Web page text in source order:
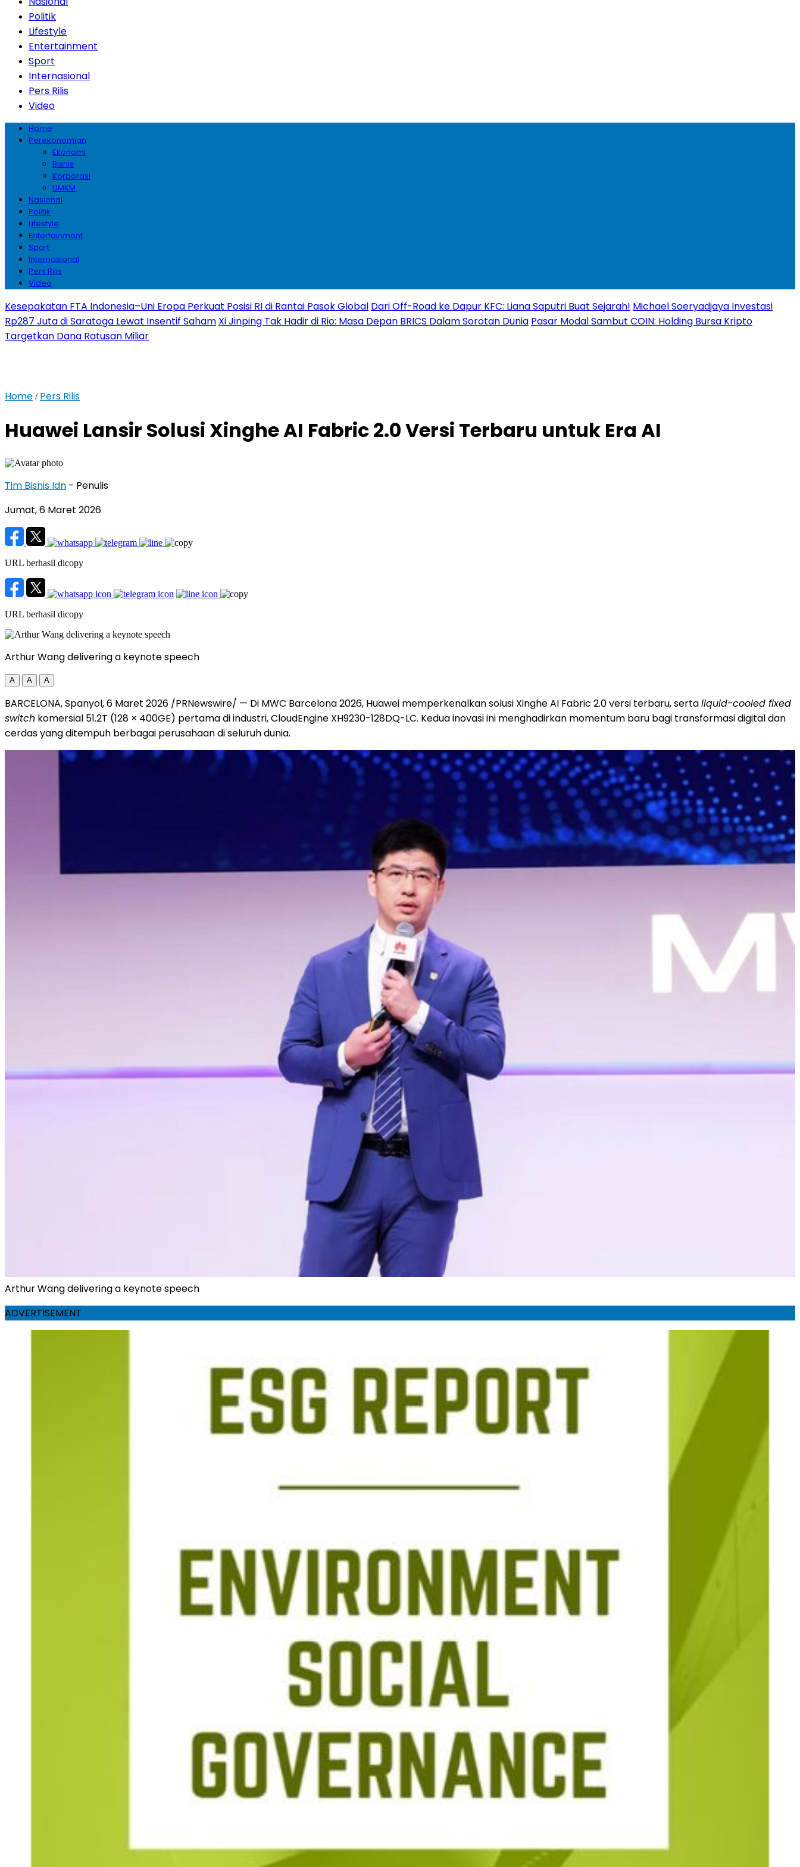
Politik
Lifestyle
Entertainment
Sport
Internasional
Pers Rilis
Video
Home
Perekonomian
Ekonomi
Bisnis
Korporasi
UMKM
Nasional
Politik
Lifestyle
Entertainment
Sport
Internasional
Pers Rilis
Video
Kesepakatan FTA Indonesia–Uni Eropa Perkuat Posisi RI di Rantai Pasok Global Dari Off-Road ke Dapur KFC: Liana Saputri Buat Sejarah! Michael Soeryadjaya Investasi
Rp287 Juta di Saratoga Lewat Insentif Saham Xi Jinping Tak Hadir di Rio: Masa Depan BRICS Dalam Sorotan Dunia Pasar Modal Sambut COIN: Holding Bursa Kripto
Targetkan Dana Ratusan Miliar
Home / Pers Rilis
Huawei Lansir Solusi Xinghe AI Fabric 2.0 Versi Terbaru untuk Era AI
Tim Bisnis Idn - Penulis
Jumat, 6 Maret 2026
URL berhasil dicopy
URL berhasil dicopy
Arthur Wang delivering a keynote speech
A A A
BARCELONA, Spanyol, 6 Maret 2026 /PRNewswire/ — Di MWC Barcelona 2026, Huawei memperkenalkan solusi Xinghe AI Fabric 2.0 versi terbaru, sertaliquid-cooled fixed
switch komersial 51.2T (128 × 400GE) pertama di industri, CloudEngine XH9230-128DQ-LC. Kedua inovasi ini menghadirkan momentum baru bagi transformasi digital dan
cerdas yang ditempuh berbagai perusahaan di seluruh dunia.
Arthur Wang delivering a keynote speech
ADVERTISEMENT